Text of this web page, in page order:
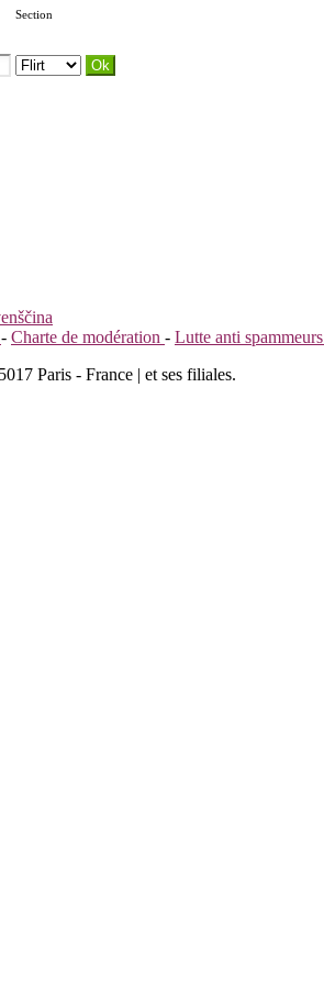
Section
- Charte de modération - Lutte anti spammeurs
Paris - France | et ses filiales.